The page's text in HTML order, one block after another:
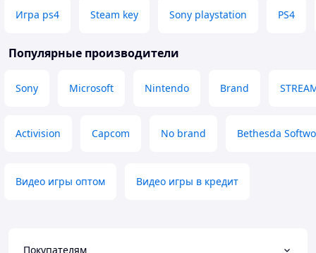
Игра ps4 Steam key Sony playstation PS4
Популярные производители
Sony Microsoft Nintendo Brand
Activision Capcom No brand Bethesda
Видео игры оптом Видео игры в кредит
Покупателям